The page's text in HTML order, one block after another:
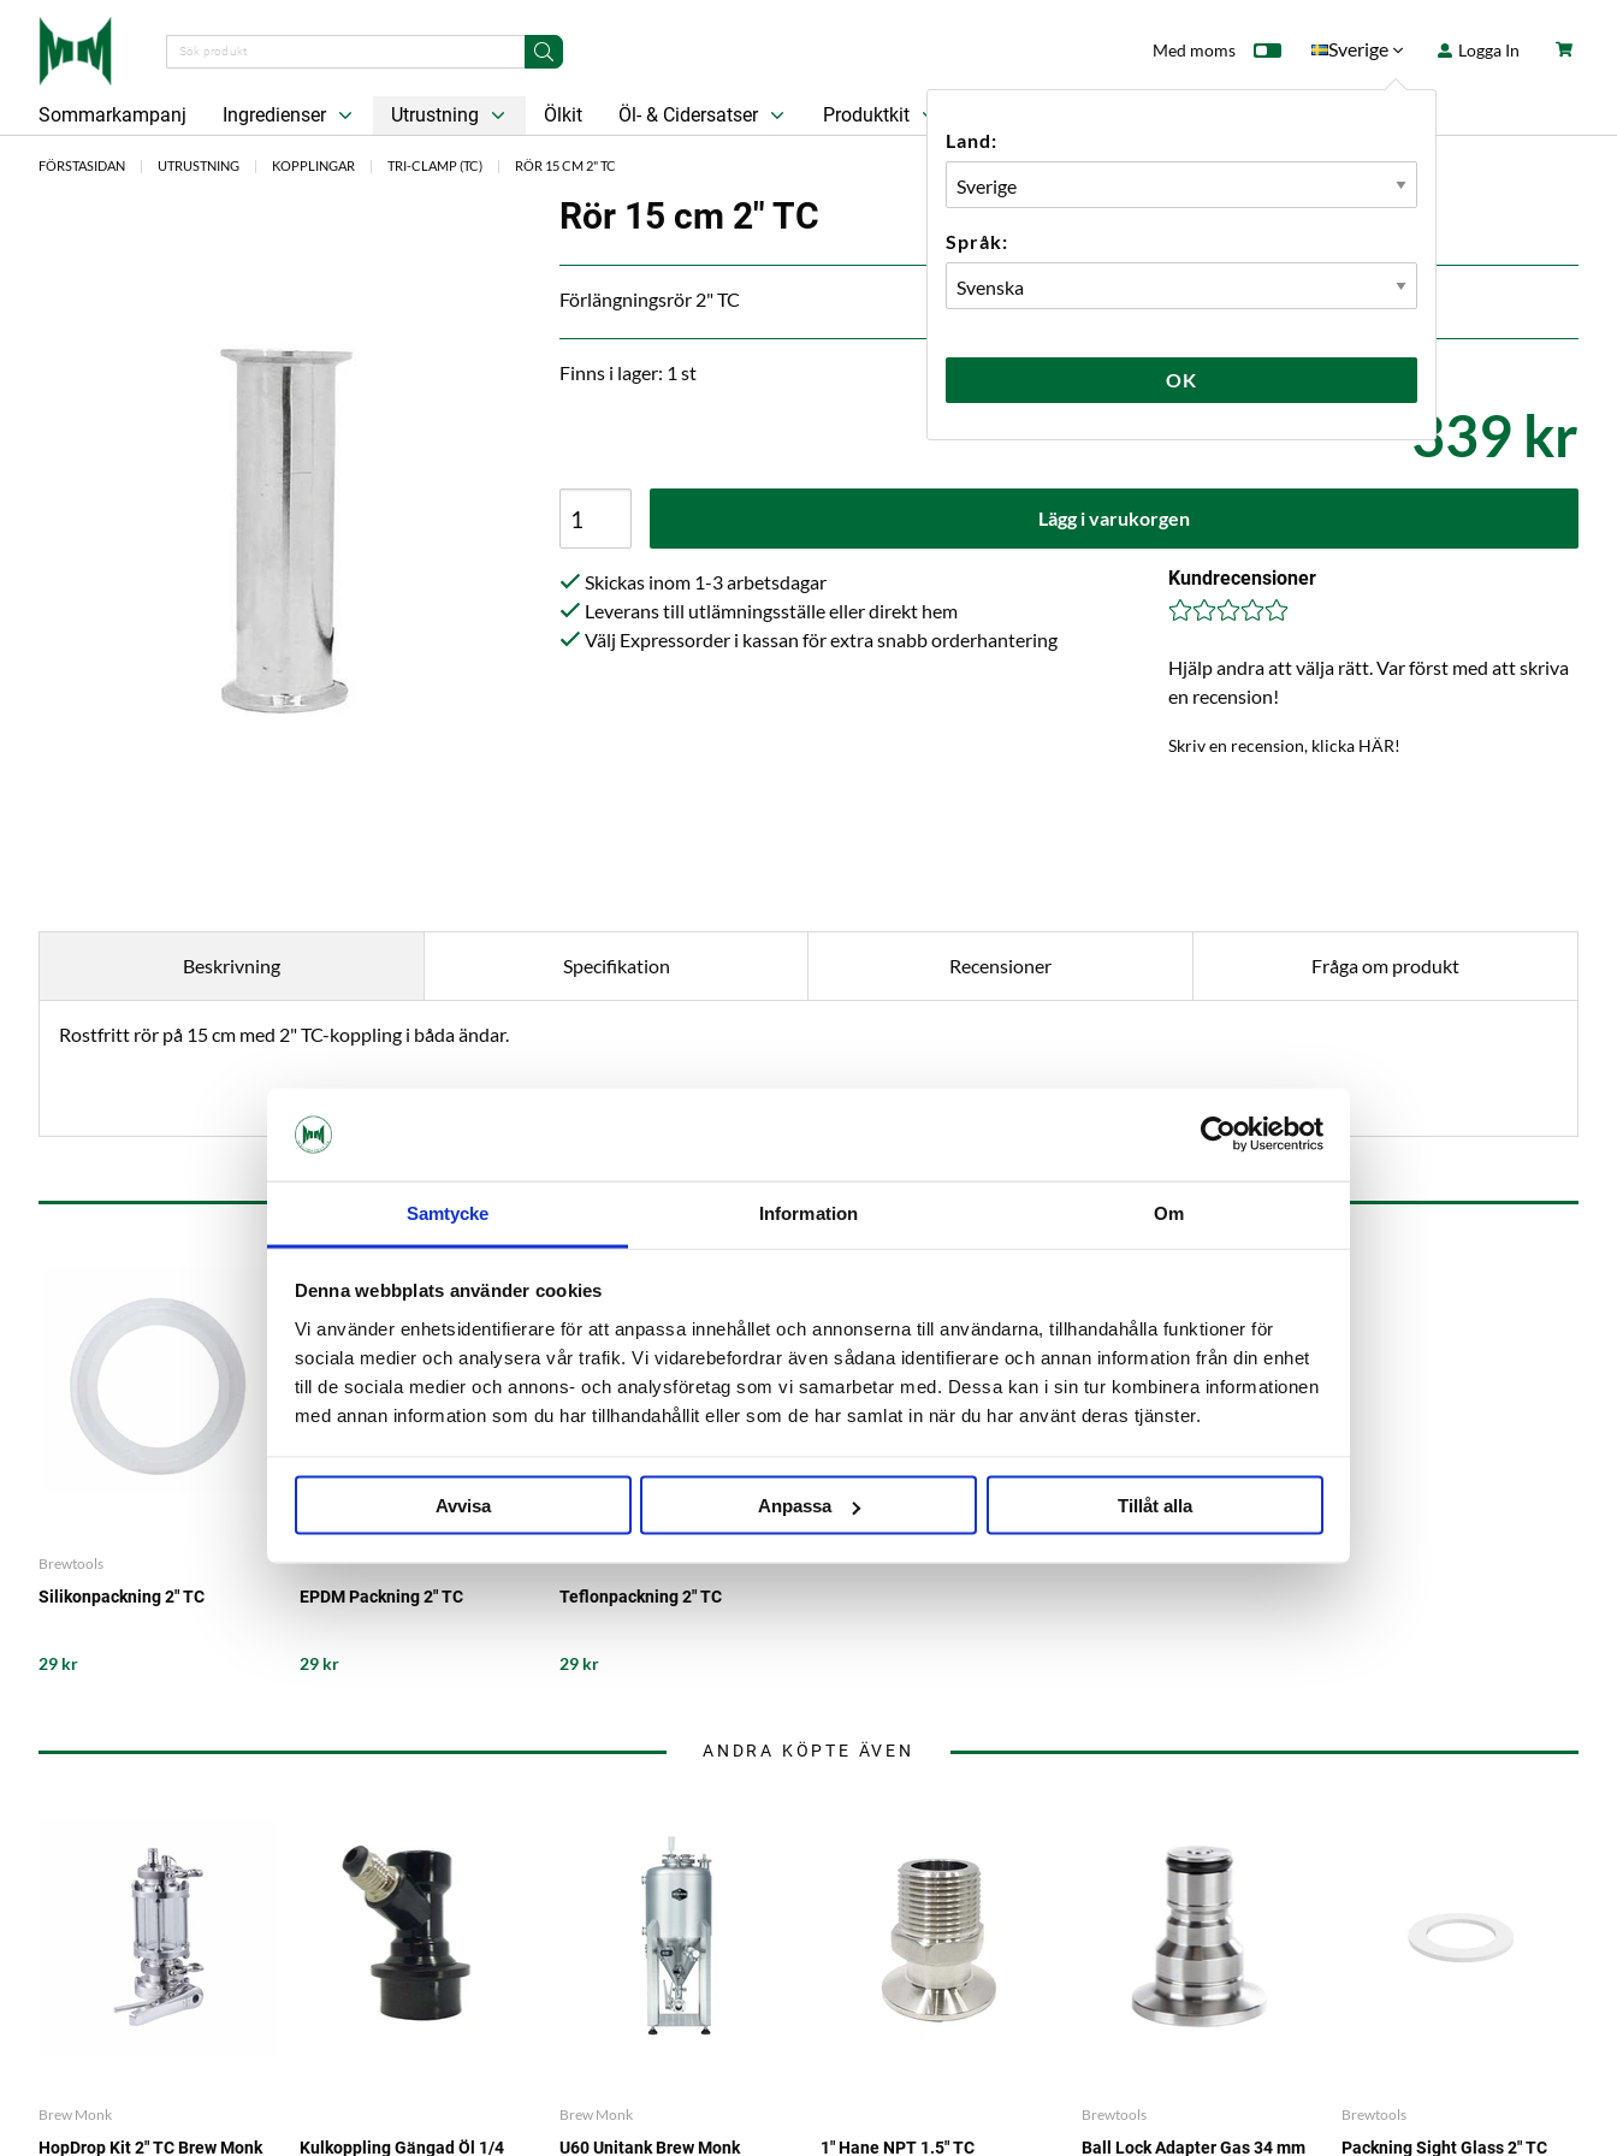
Samtycke Information Om
Denna webbplats använder cookies
Vi använder enhetsidentifierare för att anpassa innehållet och annonserna till användarna, tillhandahålla funktioner för
sociala medier och analysera vår trafik. Vi vidarebefordrar även sådana identifierare och annan information från din enhet
till de sociala medier och annons- och analysföretag som vi samarbetar med. Dessa kan i sin tur kombinera informationen
med annan information som du har tillhandahållit eller som de har samlat in när du har använt deras tjänster.
Avvisa Anpassa Tillåt alla
Med moms Sverige
Land:
Språk:
OK
Logga In
Sommarkampanj Ingredienser Utrustning Ölkit Öl- & Cidersatser Produktkit
FÖRSTASIDAN UTRUSTNING KOPPLINGAR TRI-CLAMP (TC) RÖR 15 CM 2" TC
Rör 15 cm 2" TC
Förlängningsrör 2" TC
Finns i lager: 1 st
339 kr
Lägg i varukorgen
Skickas inom 1-3 arbetsdagar
Leverans till utlämningsställe eller direkt hem
Välj Expressorder i kassan för extra snabb orderhantering
Kundrecensioner
Hjälp andra att välja rätt. Var först med att skriva
en recension!
Skriv en recension, klicka HÄR!
Beskrivning Specifikation Recensioner Fråga om produkt
Rostfritt rör på 15 cm med 2" TC-koppling i båda ändar.
Brewtools
Silikonpackning 2" TC
29 kr
EPDM Packning 2" TC
29 kr
Teflonpackning 2" TC
29 kr
ANDRA KÖPTE ÄVEN
Brew Monk
HopDrop Kit 2" TC Brew Monk Kulkoppling Gängad Öl 1/4
Brew Monk
U60 Unitank Brew Monk 1" Hane NPT 1.5" TC
Brewtools
Ball Lock Adapter Gas 34 mm
Brewtools
Packning Sight Glass 2" TC